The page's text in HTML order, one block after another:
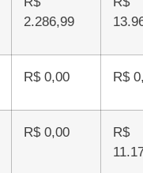
2.286,99
R$ 0,00 R$
R$ 0,00
R$